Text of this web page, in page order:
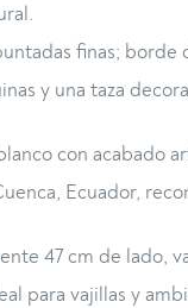
finas; borde
y una taza
con acabado
Ecuador,
47 cm de lado,
para vajillas y